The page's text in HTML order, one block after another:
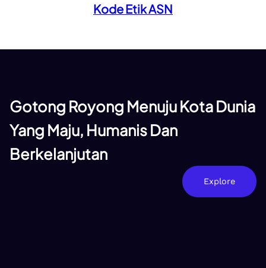
Kode Etik ASN
Gotong Royong Menuju Kota Dunia
Yang Maju, Humanis Dan
Berkelanjutan
Explore